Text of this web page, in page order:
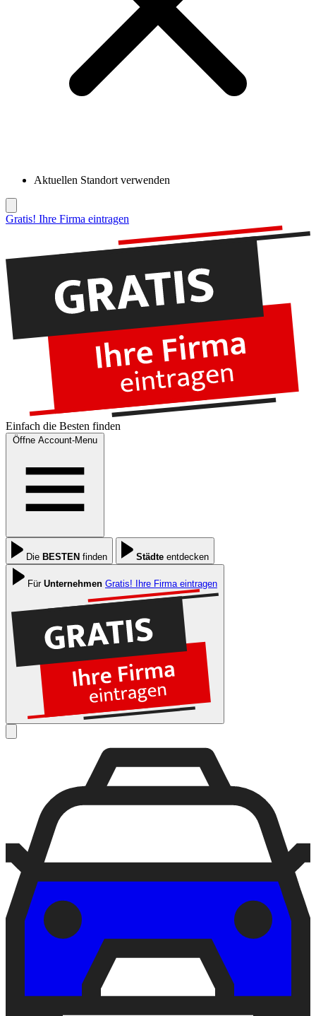
Aktuellen Standort verwenden
Gratis! Ihre Firma eintragen
Einfach die Besten finden
Öffne Account-Menu
Die BESTEN finden Städte entdecken
Für Unternehmen Gratis! Ihre Firma eintragen